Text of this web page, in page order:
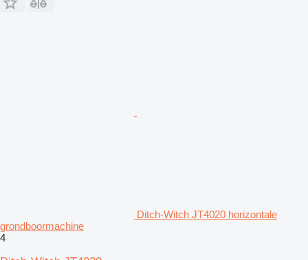
Ditch-Witch JT4020 horizontale
grondboormachine
4